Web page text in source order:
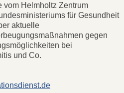
vom Helmholtz Zentrum
für Gesundheit
aktuelle
gegen
bei
und Co.